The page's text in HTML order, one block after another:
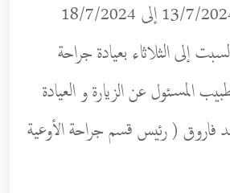
إلى الثلاثاء بعيادة جراحة
المسئول عن الزيارة و العيادة
فاروق ( رئيس قسم جراحة الأوعية